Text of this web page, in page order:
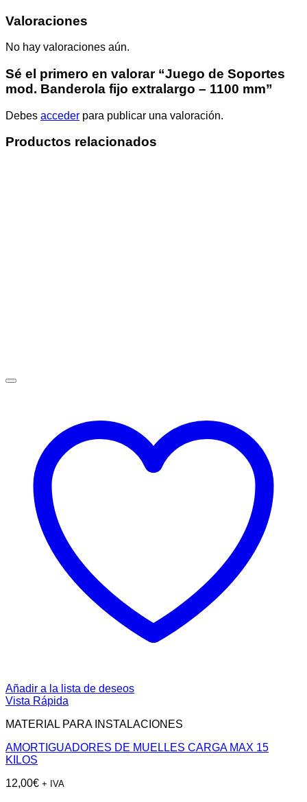
Valoraciones
No hay valoraciones aún.
Sé el primero en valorar “Juego de Soportes
mod. Banderola fijo extralargo – 1100 mm”
Debes acceder para publicar una valoración.
Productos relacionados
Añadir a la lista de deseos
Vista Rápida
MATERIAL PARA INSTALACIONES
AMORTIGUADORES DE MUELLES CARGA MAX 15
KILOS
12,00€ + IVA